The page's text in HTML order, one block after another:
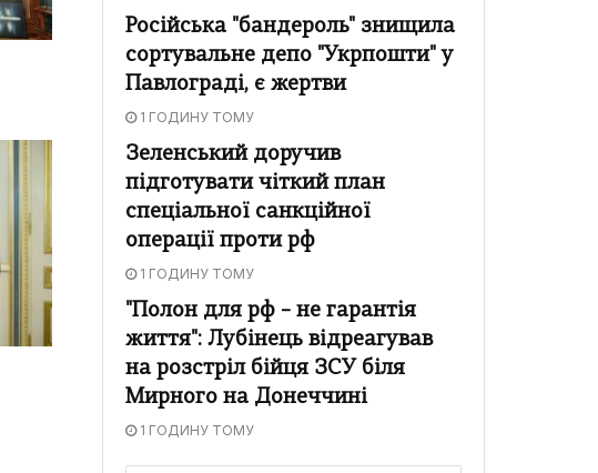
Російська "бандероль" знищила
сортувальне депо "Укрпошти" у
Павлограді, є жертви
1 ГОДИНУ ТОМУ
Зеленський доручив
підготувати чіткий план
спеціальної санкційної
операції проти рф
1 ГОДИНУ ТОМУ
"Полон для рф – не гарантія
життя": Лубінець відреагував
на розстріл бійця ЗСУ біля
Мирного на Донеччині
1 ГОДИНУ ТОМУ